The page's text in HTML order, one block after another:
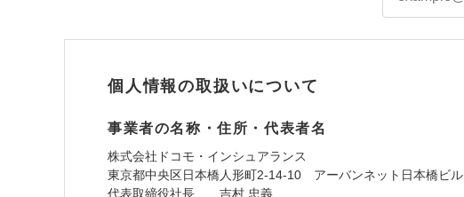
個人情報の取扱いについて
事業者の名称・住所・代表者名
株式会社ドコモ・インシュアランス
東京都中央区日本橋人形町2-14-10 アーバンネット日本橋ビル
代表取締役社長 吉村 忠義